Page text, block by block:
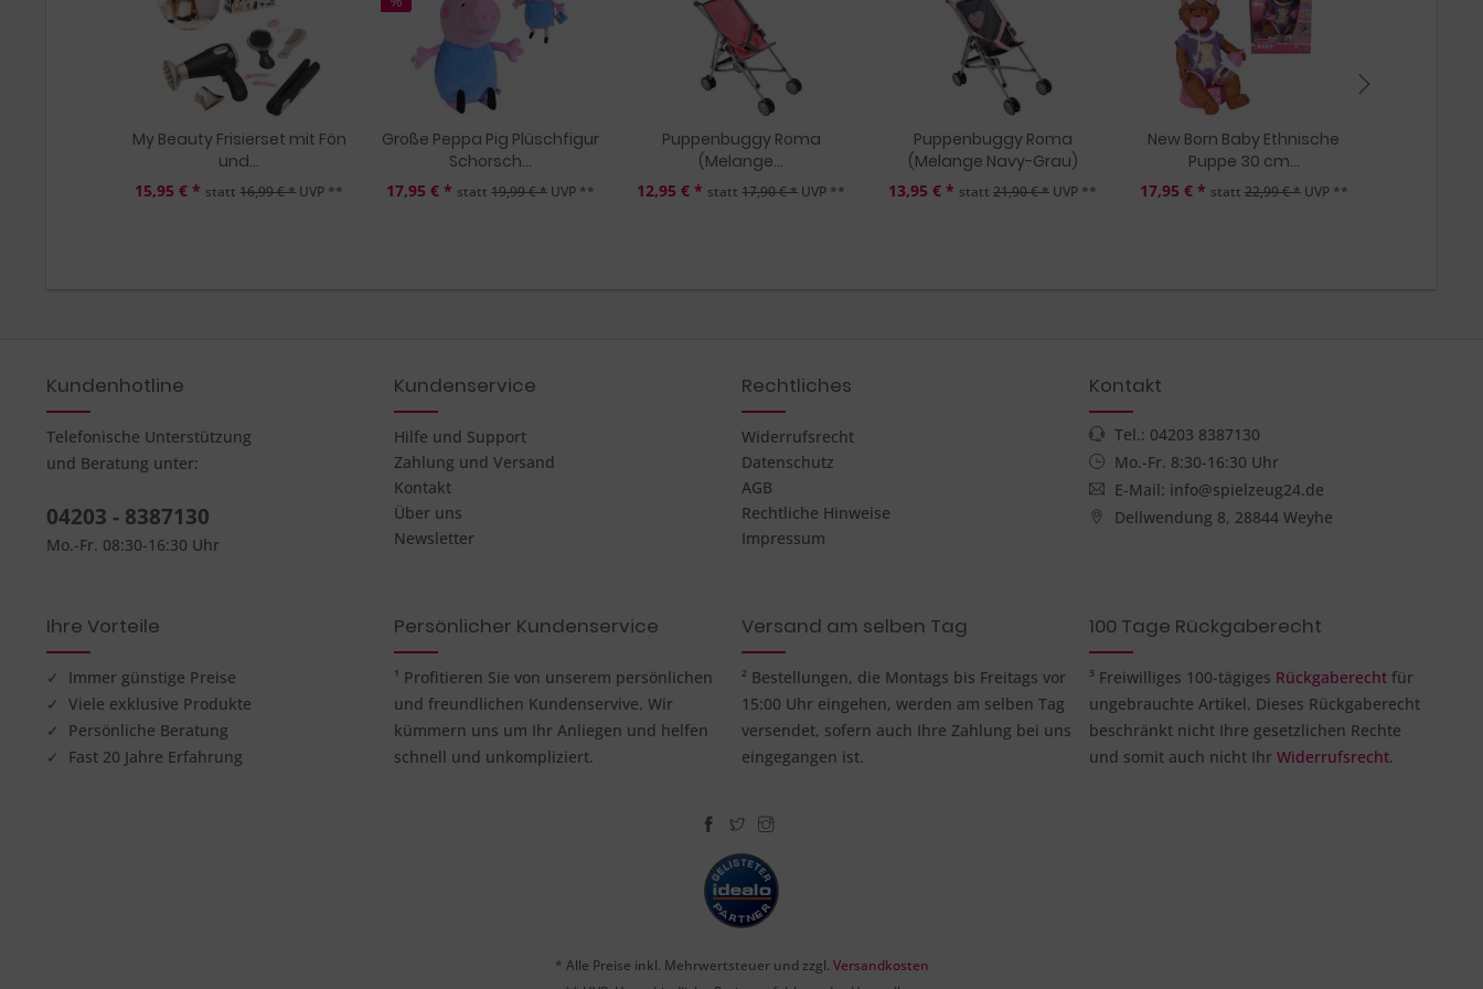
My Beauty Frisierset mit Fön
und...
15,95 € * statt16,99 € * UVP **
Große Peppa Pig Plüschfigur
Schorsch...
17,95 € * statt 19,99 € *UVP **
Puppenbuggy Roma
(Melange...
12,95 € * statt17,90 € * UVP **
Puppenbuggy Roma
(Melange Navy-Grau)
13,95 € * statt21,90 € * UVP **
New Born Baby Ethnische
Puppe 30 cm...
17,95 € * statt 22,99 € *UVP **
Kundenhotline
Telefonische Unterstützung
und Beratung unter:
04203 - 8387130
Mo.-Fr. 08:30-16:30 Uhr
Kundenservice
Hilfe und Support
Zahlung und Versand
Kontakt
Über uns
Newsletter
Rechtliches
Widerrufsrecht
Datenschutz
AGB
Rechtliche Hinweise
Impressum
Kontakt
Tel.: 04203 8387130
Mo.-Fr. 8:30-16:30 Uhr
E-Mail: info@spielzeug24.de
Dellwendung 8, 28844 Weyhe
Ihre Vorteile
✓ Immer günstige Preise
✓ Viele exklusive Produkte
✓ Persönliche Beratung
✓ Fast 20 Jahre Erfahrung
Persönlicher Kundenservice
¹ Profitieren Sie von unserem persönlichen
und freundlichen Kundenservive. Wir
kümmern uns um Ihr Anliegen und helfen
schnell und unkompliziert.
Versand am selben Tag
² Bestellungen, die Montags bis Freitags vor
15:00 Uhr eingehen, werden am selben Tag
versendet, sofern auch Ihre Zahlung bei uns
eingegangen ist.
100 Tage Rückgaberecht
³ Freiwilliges 100-tägiges Rückgaberecht für
ungebrauchte Artikel. Dieses Rückgaberecht
beschränkt nicht Ihre gesetzlichen Rechte
und somit auch nicht Ihr Widerrufsrecht.
* Alle Preise inkl. Mehrwertsteuer und zzgl. Versandkosten